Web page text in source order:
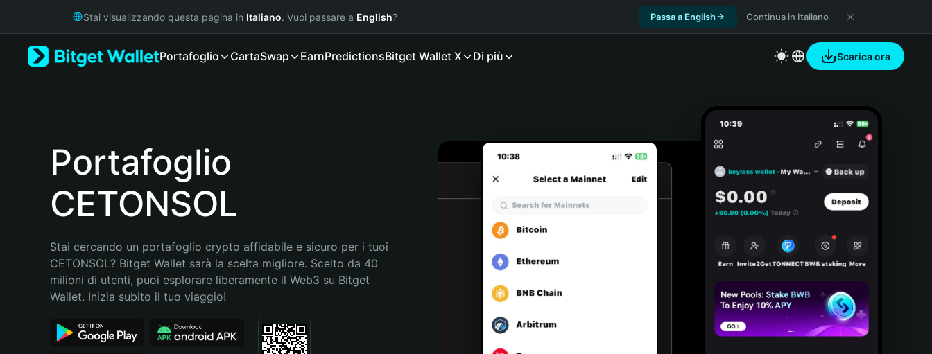
Русский
Português (Portugal)
Bahasa Indonesia
Português (Brasil)
Stai visualizzando questa pagina in Italiano. Vuoi passare a English? Passa a English Continua in Italiano
Portafoglio CartaSwap EarnPredictionsBitget Wallet X Di più Scarica ora
Portafoglio
CETONSOL
Stai cercando un portafoglio crypto affidabile e sicuro per i tuoi
CETONSOL? Bitget Wallet sarà la scelta migliore. Scelto da 40
milioni di utenti, puoi esplorare liberamente il Web3 su Bitget
Wallet. Inizia subito il tuo viaggio!